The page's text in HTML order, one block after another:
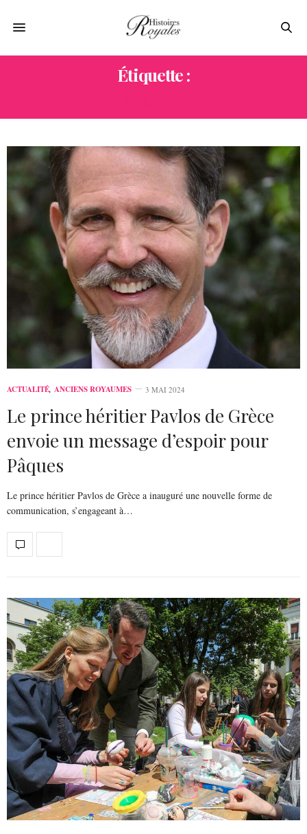
Étiquette :
ACTUALITÉ, ANCIENS ROYAUMES 3 MAI 2024
Le prince héritier Pavlos de Grèce
envoie un message d’espoir pour
Pâques
Le prince héritier Pavlos de Grèce a inauguré une nouvelle forme de
communication, s’engageant à…